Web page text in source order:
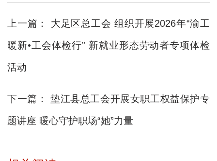
上一篇： 大足区总工会 组织开展2026年“渝工
暖新•工会体检行” 新就业形态劳动者专项体检
活动
下一篇： 垫江县总工会开展女职工权益保护专
题讲座 暖心守护职场“她”力量